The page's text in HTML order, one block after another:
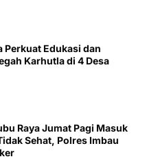
Perkuat Edukasi dan
Karhutla di 4 Desa
Raya Jumat Pagi Masuk
Sehat, Polres Imbau